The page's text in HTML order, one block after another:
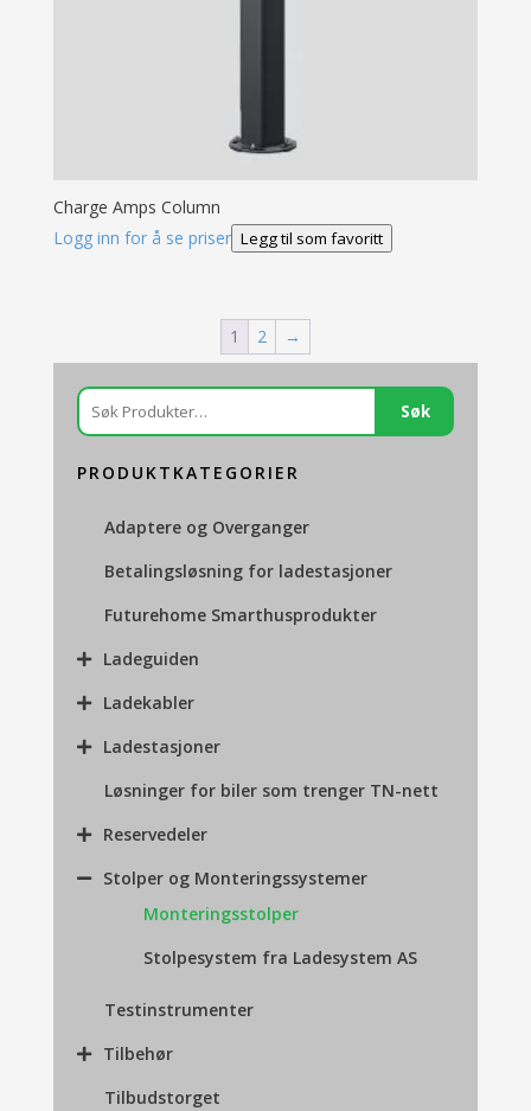
Charge Amps Column
Logg inn for å se priser Legg til som favoritt
1 2 →
Søk
etter:
Søk
PRODUKTKATEGORIER
Adaptere og Overganger
Betalingsløsning for ladestasjoner
Futurehome Smarthusprodukter
Ladeguiden
Ladekabler
Ladestasjoner
Løsninger for biler som trenger TN-nett
Reservedeler
Stolper og Monteringssystemer
Monteringsstolper
Stolpesystem fra Ladesystem AS
Testinstrumenter
Tilbehør
Tilbudstorget